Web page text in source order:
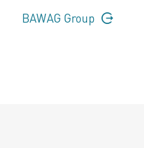
BAWAG Group